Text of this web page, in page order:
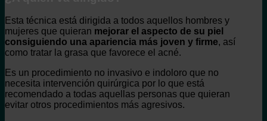
Esta técnica está dirigida a todos aquellos hombres y
mujeres que quieran mejorar el aspecto de su piel
consiguiendo una apariencia más joven y firme, así
como tratar la grasa que favorece el acné.
Es un procedimiento no invasivo e indoloro que no
necesita intervención quirúrgica por lo que está
recomendado a todas aquellas personas que quieran
evitar otros procedimientos más agresivos.